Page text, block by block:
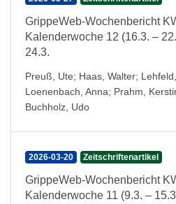
GrippeWeb-Wochenbericht
Kalenderwoche 12 (16.3. –
24.3.
Preuß, Ute; Haas, Walter;
Loenenbach, Anna; Prahm,
Buchholz, Udo
2026-03-20 Zeitschriftenartikel
GrippeWeb-Wochenbericht
Kalenderwoche 11 (9.3. –